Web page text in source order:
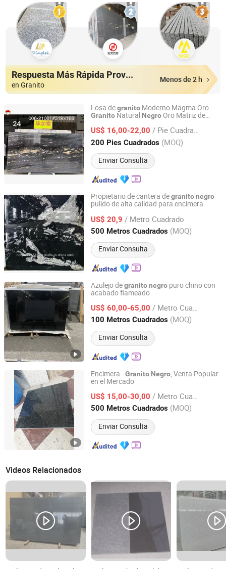
Respuesta Más Rápida Proveedores
en Granito
Menos de 2 h
Losa degranito Moderno Magma Oro
Granito Natural Negro Oro Matriz de
US$ 16,00-22,00 / Pie Cuadrado
200 Pies Cuadrados (MOQ)
Enviar Consulta
Yunfu Arnor Stone Industry Co., Ltd.
Guangdong, China Desde 2026
Propietario de cantera degranitonegro
pulido de alta calidad para encimera
US$ 20,9 / Metro Cuadrado
500 Metros Cuadrados (MOQ)
Enviar Consulta
Xiamen Homemark Building Materials Co., Limited
Fujian, China Desde 2014
Azulejo degranitonegro puro chino con
acabado flameado
US$ 60,00-65,00 / Metro Cuadrado
100 Metros Cuadrados (MOQ)
Enviar Consulta
Xiamen Chinglam Stone Industry Trade Co., Ltd.
Fujian, China Desde 2025
Encimera -Granito Negro, Venta Popular
en el Mercado
US$ 15,00-30,00 / Metro Cuadrado
500 Metros Cuadrados (MOQ)
Enviar Consulta
Shenzhen Leeste Industry Co., Ltd.
Guangdong, China Desde 2009
Videos Relacionados